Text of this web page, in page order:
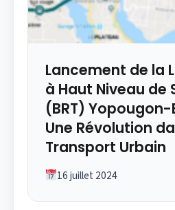
Lancement de la
à Haut Niveau de
(BRT) Yopougon-
Une Révolution
Transport Urbain
16 juillet 2024